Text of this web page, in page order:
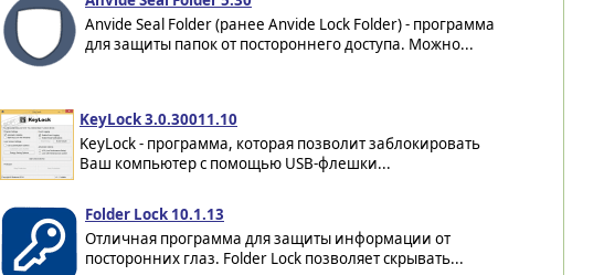
Anvide Seal Folder (ранее Anvide Lock Folder) - программа
для защиты папок от постороннего доступа. Можно...
KeyLock 3.0.30011.10
KeyLock - программа, которая позволит заблокировать
Ваш компьютер с помощью USB-флешки...
Folder Lock 10.1.13
Отличная программа для защиты информации от
посторонних глаз. Folder Lock позволяет скрывать...